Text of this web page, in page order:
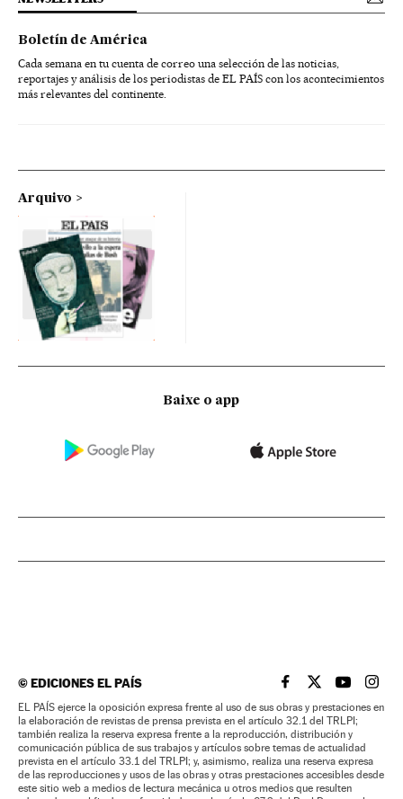
Boletín de América
Cada semana en tu cuenta de correo una selección de las noticias,
reportajes y análisis de los periodistas de EL PAÍS con los acontecimientos
más relevantes del continente.
Arquivo
Baixe o app
©EDICIONES EL PAÍS EL PAÍS BRASIL EN
EL PAÍSEL PAÍS
EL
EL PAÍS ejerce la oposición expresa frente al uso de sus obras y prestaciones en
la elaboración de revistas de prensa prevista en el artículo 32.1 del TRLPI;
también realiza la reserva expresa frente a la reproducción, distribución y
comunicación pública de sus trabajos y artículos sobre temas de actualidad
prevista en el artículo 33.1 del TRLPI; y, asimismo, realiza una reserva expresa
de las reproducciones y usos de las obras y otras prestaciones accesibles desde
este sitio web a medios de lectura mecánica u otros medios que resulten